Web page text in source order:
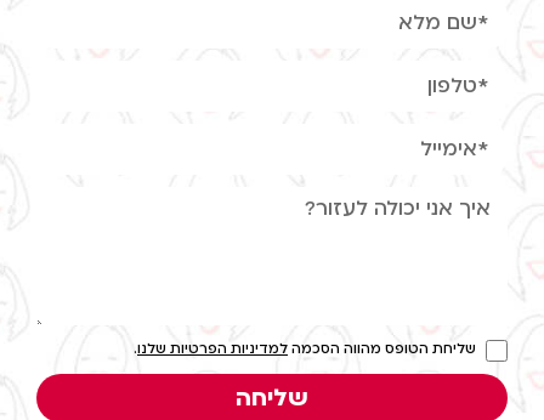
שליחת הטופס מהווה הסכמה למדיניות הפרטיות שלנו.
שליחה